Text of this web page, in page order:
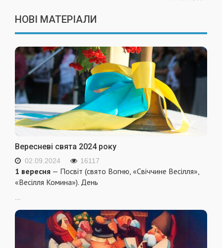
НОВІ МАТЕРІАЛИ
Вересневі свята 2024 року
02.09.2024 16117
1 вересня — Посвіт (свято Вогню, «Свіччине Весілля»,
«Весілля Комина»). День